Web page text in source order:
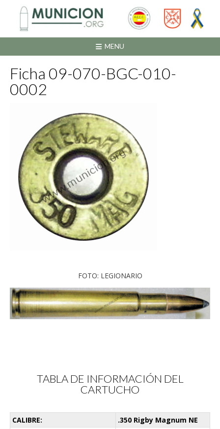
contenido
MENU
Ficha 09-070-BGC-010-
0002
FOTO: LEGIONARIO
TABLA DE INFORMACIÓN DEL
CARTUCHO
CALIBRE:
.350 Rigby Magnum NE